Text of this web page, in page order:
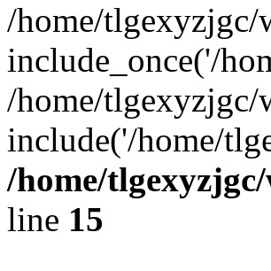
/home/
include_once('/
/home/tlgexyzjgc/
include('/home/
/home/
line 15